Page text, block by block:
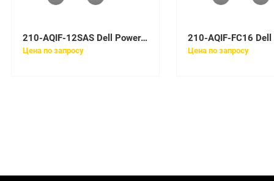
210-AQIF-12SAS Dell PowerVault ME4 24x2.5, 6 x 1.2TB NLSAS, SAS12, 3YProSupport
Цена по запросу Цена по запросу